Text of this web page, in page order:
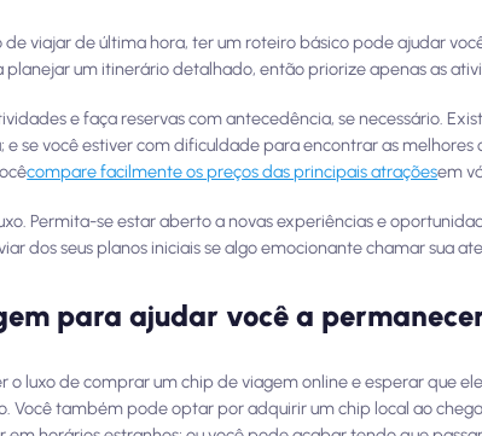
viajar de última hora, ter um roteiro básico pode ajudar
um itinerário detalhado, então priorize apenas as
e faça reservas com antecedência, se necessário.
se você estiver com dificuldade para encontrar as
compare facilmente os preços das principais atraçõesem
Permita-se estar aberto a novas experiências e
dos seus planos iniciais se algo emocionante chamar sua
para ajudar você a
luxo de comprar um chip de viagem online e esperar que
Você também pode optar por adquirir um chip local ao